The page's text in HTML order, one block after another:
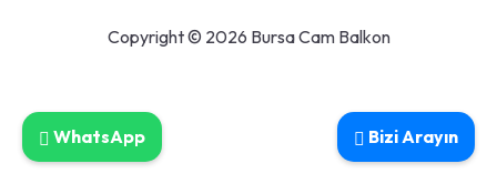
Copyright © 2026 Bursa Cam Balkon
Bizi Arayın
WhatsApp